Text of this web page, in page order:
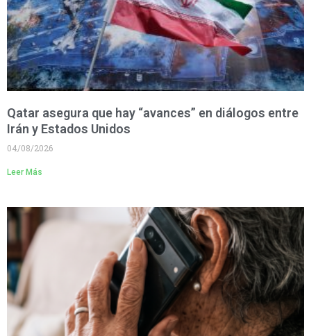
Qatar asegura que hay “avances” en diálogos entre
Irán y Estados Unidos
04/08/2026
Leer Más